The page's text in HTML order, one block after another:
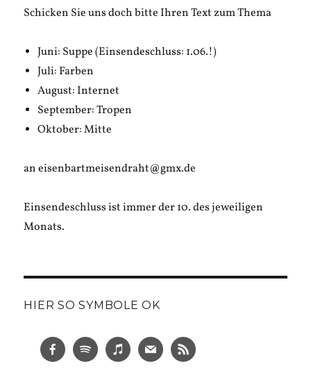
Schicken Sie uns doch bitte Ihren Text zum Thema
Juni: Suppe (Einsendeschluss: 1.06.!)
Juli: Farben
August: Internet
September: Tropen
Oktober: Mitte
an eisenbartmeisendraht@gmx.de
Einsendeschluss ist immer der 10. des jeweiligen
Monats.
HIER SO SYMBOLE OK